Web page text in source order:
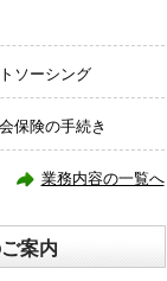
ソーシング
保険の手続き
業務内容の一覧へ
案内